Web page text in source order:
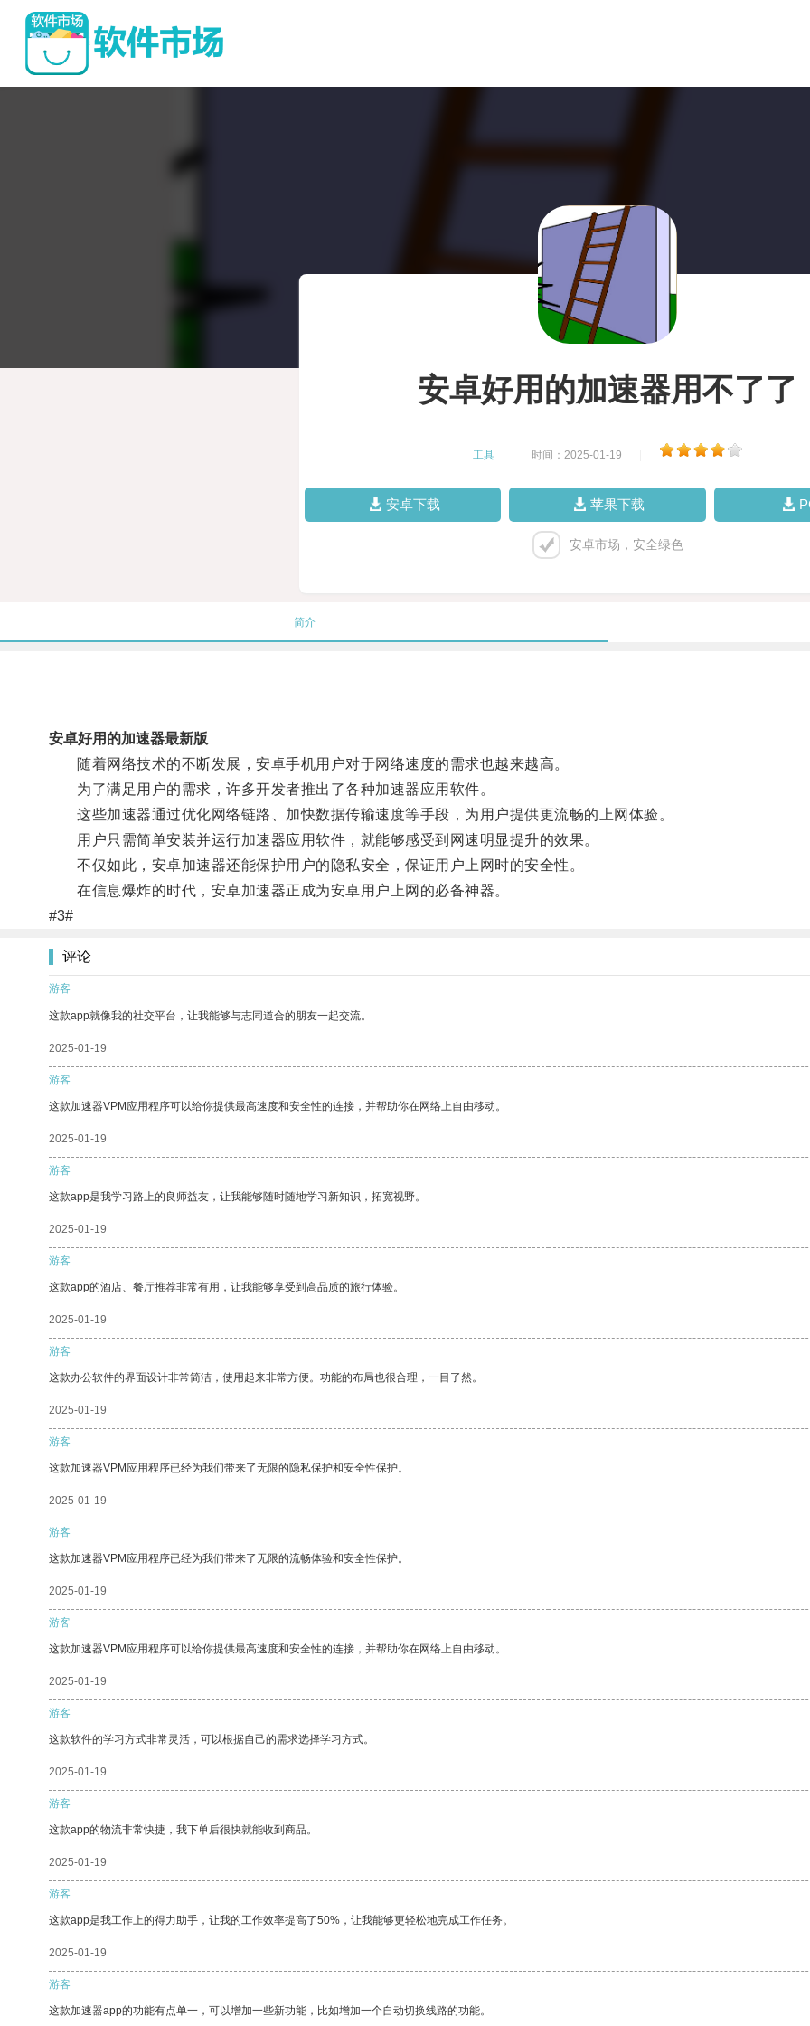
安卓好用的加速器用不了了
工具 时间：2025-01-19
安卓下载 苹果下载
安卓市场，安全绿色
简介
安卓好用的加速器最新版
随着网络技术的不断发展，安卓手机用户对于网络速度的需求也越来越高。
为了满足用户的需求，许多开发者推出了各种加速器应用软件。
这些加速器通过优化网络链路、加快数据传输速度等手段，为用户提供更流畅的上网体验。
用户只需简单安装并运行加速器应用软件，就能够感受到网速明显提升的效果。
不仅如此，安卓加速器还能保护用户的隐私安全，保证用户上网时的安全性。
在信息爆炸的时代，安卓加速器正成为安卓用户上网的必备神器。
#3#
评论
游客
这款app就像我的社交平台，让我能够与志同道合的朋友一起交流。
2025-01-19
游客
这款加速器VPM应用程序可以给你提供最高速度和安全性的连接，并帮助你在网络上自由移动。
2025-01-19
游客
这款app是我学习路上的良师益友，让我能够随时随地学习新知识，拓宽视野。
2025-01-19
游客
这款app的酒店、餐厅推荐非常有用，让我能够享受到高品质的旅行体验。
2025-01-19
游客
这款办公软件的界面设计非常简洁，使用起来非常方便。功能的布局也很合理，一目了然。
2025-01-19
游客
这款加速器VPM应用程序已经为我们带来了无限的隐私保护和安全性保护。
2025-01-19
游客
这款加速器VPM应用程序已经为我们带来了无限的流畅体验和安全性保护。
2025-01-19
游客
这款加速器VPM应用程序可以给你提供最高速度和安全性的连接，并帮助你在网络上自由移动。
2025-01-19
游客
这款软件的学习方式非常灵活，可以根据自己的需求选择学习方式。
2025-01-19
游客
这款app的物流非常快捷，我下单后很快就能收到商品。
2025-01-19
游客
这款app是我工作上的得力助手，让我的工作效率提高了50%，让我能够更轻松地完成工作任务。
2025-01-19
游客
这款加速器app的功能有点单一，可以增加一些新功能，比如增加一个自动切换线路的功能。